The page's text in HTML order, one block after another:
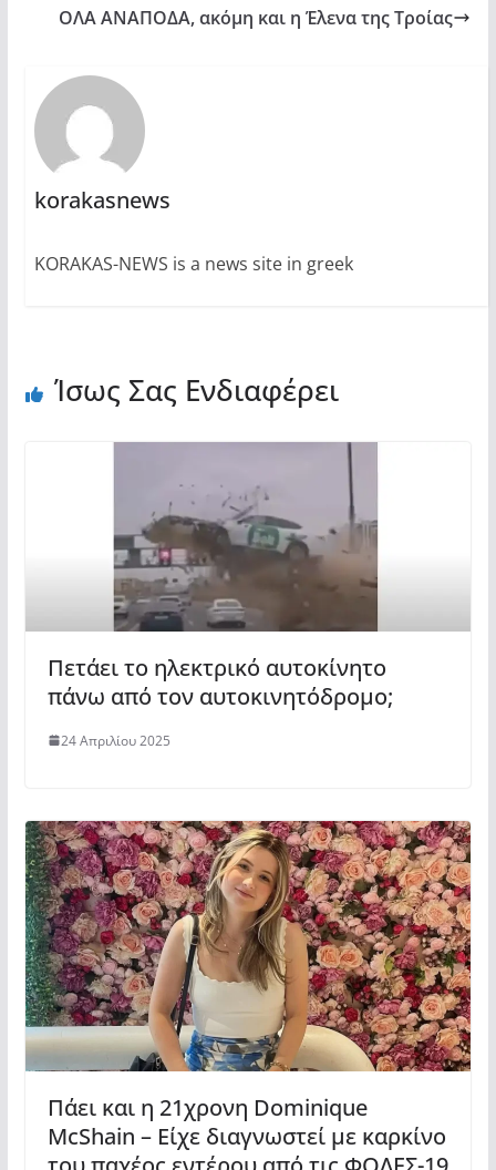
ΟΛΑ ΑΝΑΠΟΔΑ, ακόμη και η Έλενα της Τροίας
korakasnews
KORAKAS-NEWS is a news site in greek
Ίσως Σας Ενδιαφέρει
Πετάει το ηλεκτρικό αυτοκίνητο
πάνω από τον αυτοκινητόδρομο;
24 Απριλίου 2025
Πάει και η 21χρονη Dominique
McShain – Είχε διαγνωστεί με καρκίνο